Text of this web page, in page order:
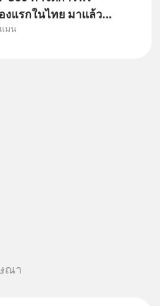
แรกในไทย มาแล้ว..
แบบมาเพื่อแก้ Pain
มน
ณา